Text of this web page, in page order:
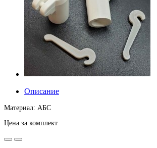
Описание
Материал: АБС
Цена за комплект